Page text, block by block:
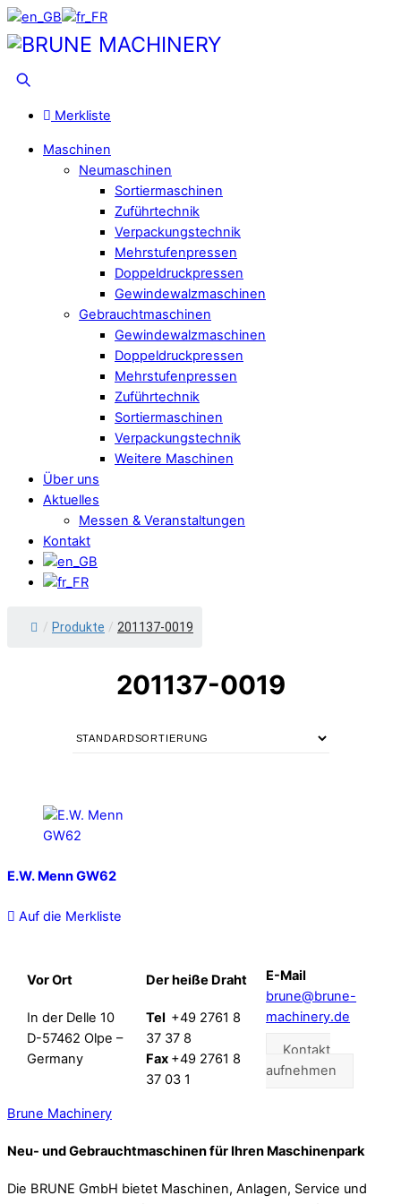
Skip
to
content
Menu
Merkliste
Maschinen
Neumaschinen
Sortiermaschinen
Zuführtechnik
Verpackungstechnik
Mehrstufenpressen
Doppeldruckpressen
Gewindewalzmaschinen
Gebrauchtmaschinen
Gewindewalzmaschinen
Doppeldruckpressen
Mehrstufenpressen
Zuführtechnik
Sortiermaschinen
Verpackungstechnik
Weitere Maschinen
Über uns
Aktuelles
Messen & Veranstaltungen
Kontakt
/ Produkte / 201137-0019
201137-0019
E.W. Menn GW62
Auf die Merkliste
Vor Ort
In der Delle 10
D-57462 Olpe –
Germany
Der heiße Draht
Tel +49 2761 8
37 37 8
Fax +49 2761 8
37 03 1
E-Mail
brune@brune-
machinery.de
Kontakt
aufnehmen
Brune Machinery
Neu- und Gebrauchtmaschinen für Ihren Maschinenpark
Die BRUNE GmbH bietet Maschinen, Anlagen, Service und